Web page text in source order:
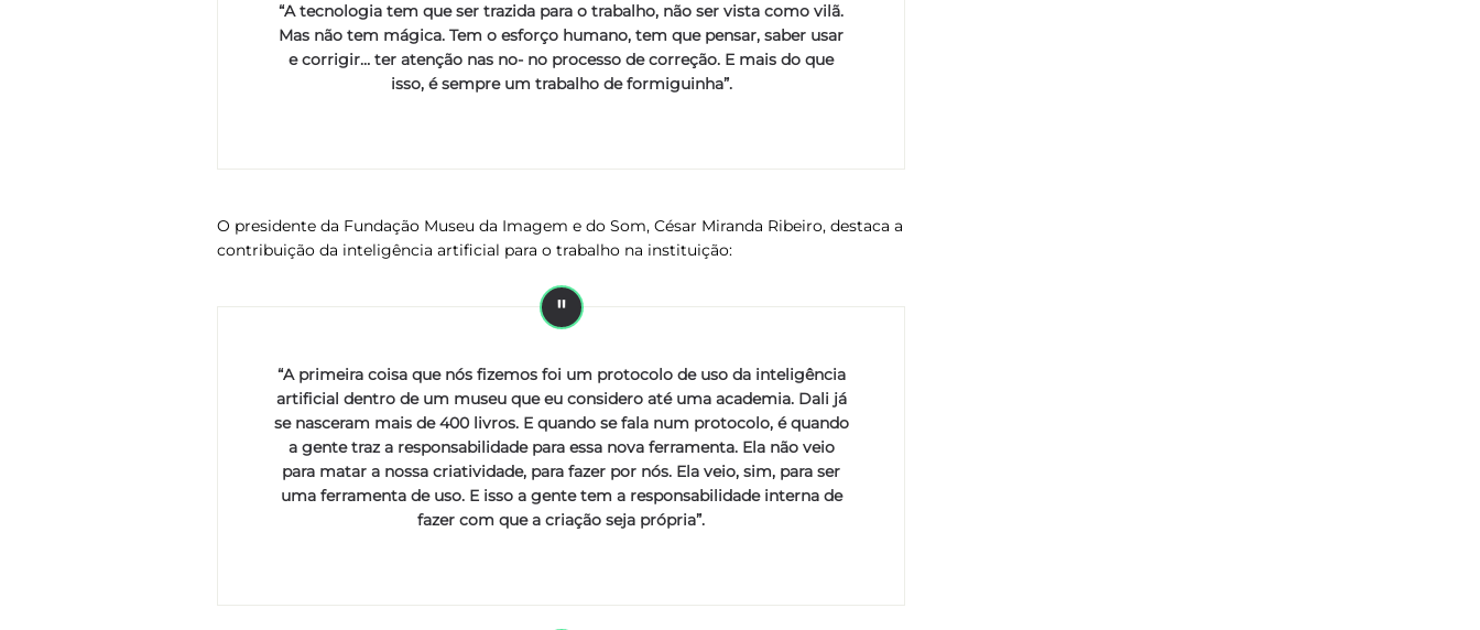
“A tecnologia tem que ser trazida para o trabalho, não ser vista como vilã.
Mas não tem mágica. Tem o esforço humano, tem que pensar, saber usar
e corrigir… ter atenção nas no- no processo de correção. E mais do que
isso, é sempre um trabalho de formiguinha”.
O presidente da Fundação Museu da Imagem e do Som, César Miranda Ribeiro, destaca a
contribuição da inteligência artificial para o trabalho na instituição:
“A primeira coisa que nós fizemos foi um protocolo de uso da inteligência
artificial dentro de um museu que eu considero até uma academia. Dali já
se nasceram mais de 400 livros. E quando se fala num protocolo, é quando
a gente traz a responsabilidade para essa nova ferramenta. Ela não veio
para matar a nossa criatividade, para fazer por nós. Ela veio, sim, para ser
uma ferramenta de uso. E isso a gente tem a responsabilidade interna de
fazer com que a criação seja própria”.